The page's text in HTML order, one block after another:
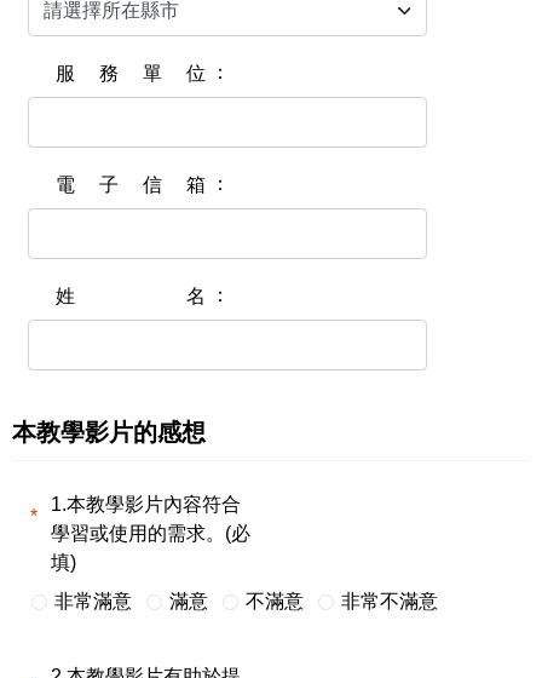
服務單位
電子信箱
姓名
本教學影片的感想
1.本教學影片內容符合
學習或使用的需求。(必
填)
非常滿意
滿意 不滿意 非常不滿意